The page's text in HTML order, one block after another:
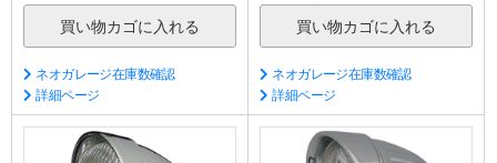
ネオガレージ在庫数確認
詳細ページ
ネオガレージ在庫数確認
詳細ページ